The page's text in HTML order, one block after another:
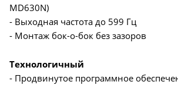
MD630N)
- Выходная частота до 599 Гц
- Монтаж бок-о-бок без зазоров
Технологичный
- Продвинутое программное